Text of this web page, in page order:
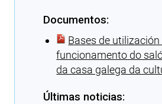
Documentos:
Bases de utilización
funcionamento do
da casa galega da
Últimas noticias: